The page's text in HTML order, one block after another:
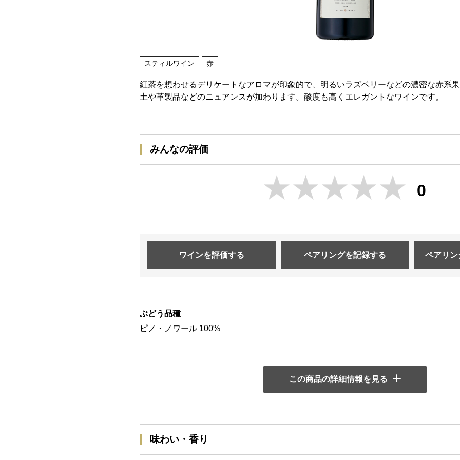
スティルワイン 赤
紅茶を想わせるデリケートなアロマが印象的で、明るいラズベリーなどの濃密な赤系
土や革製品などのニュアンスが加わります。酸度も高くエレガントなワインです。
みんなの評価
0
ワインを評価する ペアリングを記録する ペアリン
ぶどう品種
ピノ・ノワール 100%
この商品の詳細情報を見る
味わい・香り